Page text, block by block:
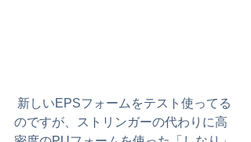
のですが、ストリンガーの代わりに高